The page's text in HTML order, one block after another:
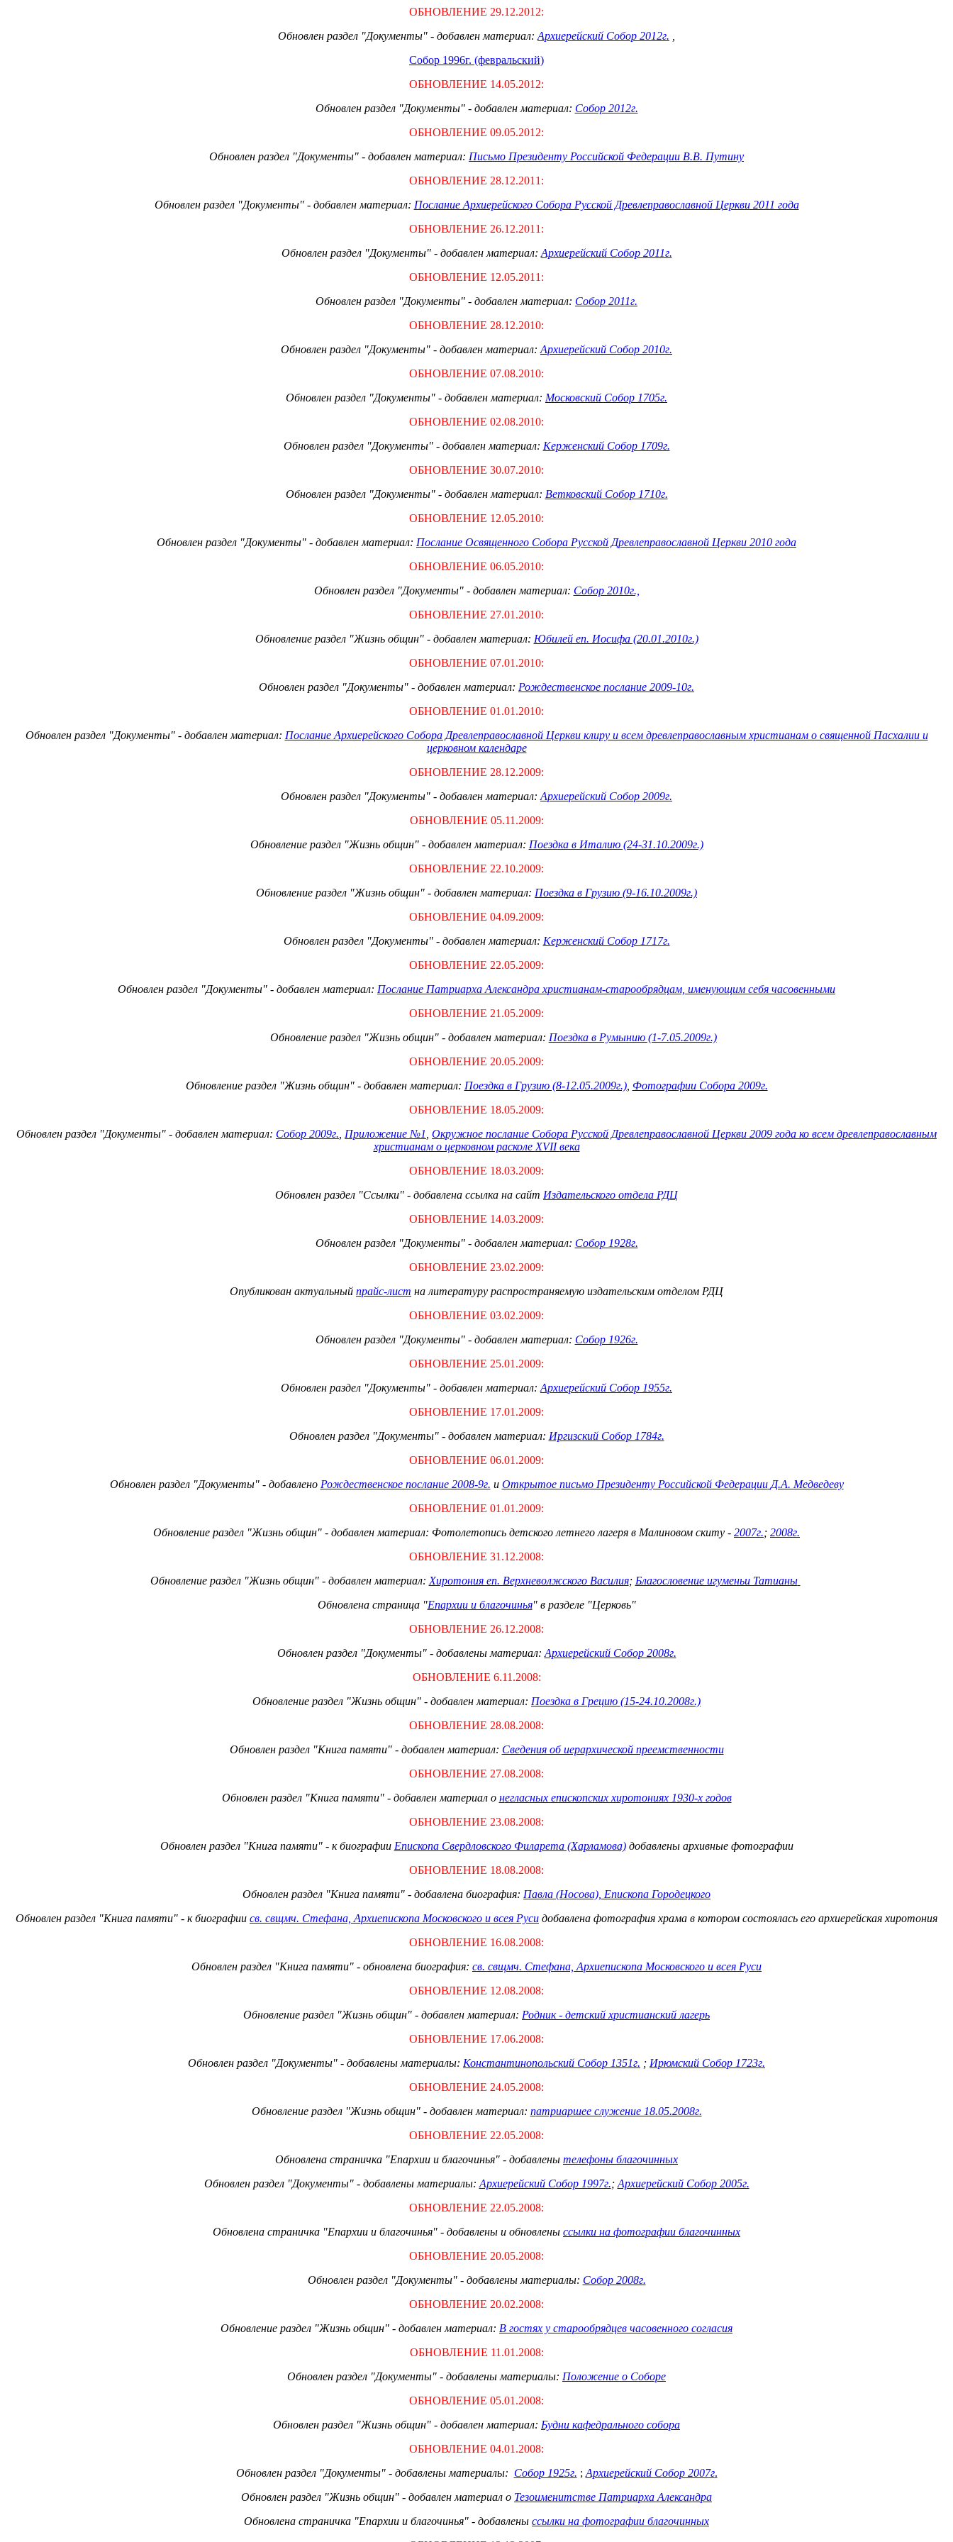
ОБНОВЛЕНИЕ 29.12.201 2:
Обновлен раздел "Документы" - добавлен материал: Архиерейский Собор 2012г.
Собор 1996г. (февральский)
ОБНОВЛЕНИЕ 14.05.201 2:
Обновлен раздел "Документы" - добавлен материал: Собор 2012г.
ОБНОВЛЕНИЕ 09.05.201 2:
Обновлен раздел "Документы" - добавлен материал: Письмо Президенту Российской Федерации В.В. Путину
ОБНОВЛЕНИЕ 28.12.201 1:
Обновлен раздел "Документы" - добавлен материал: Послание Архиерейского Собора Русской Древлеправославной Церкви 2011 года
ОБНОВЛЕНИЕ 26.12.201 1:
Обновлен раздел "Документы" - добавлен материал: Архиерейский Собор 2011г.
ОБНОВЛЕНИЕ 12.05.201 1:
Обновлен раздел "Документы" - добавлен материал: Собор 2011г.
ОБНОВЛЕНИЕ 28.12.2010:
Обновлен раздел "Документы" - добавлен материал: Архиерейский Собор 2010г.
ОБНОВЛЕНИЕ 07.08.2010:
Обновлен раздел "Документы" - добавлен материал: Московский Собор 1705г.
ОБНОВЛЕНИЕ 02.08.2010:
Обновлен раздел "Документы" - добавлен материал: Керженский Собор 1709г.
ОБНОВЛЕНИЕ 30.07.2010:
Обновлен раздел "Документы" - добавлен материал: Ветковский Собор 1710г.
ОБНОВЛЕНИЕ 12.05.2010:
Обновлен раздел "Документы" - добавлен материал: Послание Освященного Собора Русской Древлеправославной Церкви 2010 года
ОБНОВЛЕНИЕ 06.05.2010:
Обновлен раздел "Документы" - добавлен материал: Собор 2010г.,
ОБНОВЛЕНИЕ 27.01 .2010:
Обновление раздел "Жизнь общин" - добавлен материал: Юбилей еп. Иосифа (20.01.2010г.)
ОБНОВЛЕНИЕ 07.01 .2010:
Обновлен раздел "Документы" - добавлен материал: Рождественское послание 2009-10г.
ОБНОВЛЕНИЕ 01 .01 .2010:
Обновлен раздел "Документы" - добавлен материал: Послание Архиерейского Собора Древлеправославной Церкви клиру и всем древлеправославным христианам о священной Пасхалии и
церковном календаре
ОБНОВЛЕНИЕ 28.12.2009:
Обновлен раздел "Документы" - добавлен материал: Архиерейский Собор 2009г.
ОБНОВЛЕНИЕ 05.11.2009:
Обновление раздел "Жизнь общин" - добавлен материал: Поездка в Италию (24-31.10.2009г.)
ОБНОВЛЕНИЕ 22.10.2009:
Обновление раздел "Жизнь общин" - добавлен материал: Поездка в Грузию (9-16.10.2009г.)
ОБНОВЛЕНИЕ 04.09.2009:
Обновлен раздел "Документы" - добавлен материал: Керженский Собор 1717г.
ОБНОВЛЕНИЕ 22.05.2009:
Обновлен раздел "Документы" - добавлен материал: Послание Патриарха Александра христианам-старообрядцам, именующим себя часовенными
ОБНОВЛЕНИЕ 21.05.2009:
Обновление раздел "Жизнь общин" - добавлен материал: Поездка в Румынию (1-7.05.2009г.)
ОБНОВЛЕНИЕ 20.05.2009:
Обновление раздел "Жизнь общин" - добавлен материал: Поездка в Грузию (8-12.05.2009г.), Фотографии Собора 2009г.
ОБНОВЛЕНИЕ 18.05.2009:
Обновлен раздел "Документы" - добавлен материал: Собор 2009г. Приложение №1 Окружное послание Собора Русской Древлеправославной Церкви 2009 года ко всем древлеправославным
христианам о церковном расколе XVIIвека
ОБНОВЛЕНИЕ 18.03.2009:
Обновлен раздел "Ссылки" - добавлена ссылка на сайт Издательского отдела РДЦ
ОБНОВЛЕНИЕ 14.03.2009:
Обновлен раздел "Документы" - добавлен материал: Собор 1928г.
ОБНОВЛЕНИЕ 23.02.2009:
Опубликован актуальный прайс-лист на литературу распространяемую издательским отделом РДЦ
ОБНОВЛЕНИЕ 03.02.2009:
Обновлен раздел "Документы" - добавлен материал: Собор 1926г.
ОБНОВЛЕНИЕ 25.01.2009:
Обновлен раздел "Документы" - добавлен материал: Архиерейский Собор 1955г.
ОБНОВЛЕНИЕ 17.01.2009:
Обновлен раздел "Документы" - добавлен материал: Иргизский Собор 1784г.
ОБНОВЛЕНИЕ 06.01.2009:
Обновлен раздел "Документы" - добавлено Рождественское послание 2008-9г. и Открытое письмо Президенту Российской Федерации Д.А. Медведеву
ОБНОВЛЕНИЕ 01.01.2009:
Обновление раздел "Жизнь общин" - добавлен материал: Фотолетопись детского летнего лагеря в Малиновом скиту - 2007г.; 2008г.
ОБНОВЛЕНИЕ 31.12.2008:
Обновление раздел "Жизнь общин" - добавлен материал: Хиротония еп. Верхневолжского Василия; Благословение игуменьи Татианы
Обновлена страница "Епархии и благочинья" в разделе "Церковь"
ОБНОВЛЕНИЕ 26.12.2008:
Обновлен раздел "Документы" - добавлены материал: Архиерейский Собор 2008г.
ОБНОВЛЕНИЕ 6.11.2008:
Обновление раздел "Жизнь общин" - добавлен материал: Поездка в Грецию (15-24.10.2008г.)
ОБНОВЛЕНИЕ 28.08.2008:
Обновлен раздел "Книга памяти" - добавлен материал: Сведения об иерархической преемственности
ОБНОВЛЕНИЕ 27.08.2008:
Обновлен раздел "Книга памяти" - добавлен материал о негласных епископских хиротониях 1930-х годов
ОБНОВЛЕНИЕ 23.08.2008:
Обновлен раздел "Книга памяти" - к биографии Епископа Свердловского Филарета (Харламова)добавлены архивные фотографии
ОБНОВЛЕНИЕ 18.08.2008:
Обновлен раздел "Книга памяти" - добавлена биография: Павла (Носова), Епископа Городецкого
Обновлен раздел "Книга памяти" - к биографии св. свщмч. Стефана, Архиепископа Московского и всея Руси добавлена фотография храма в котором состоялась его архиерейская хиротония
ОБНОВЛЕНИЕ 16.08.2008:
Обновлен раздел "Книга памяти" - обновлена биография: св. свщмч. Стефана, Архиепископа Московского и всея Руси
ОБНОВЛЕНИЕ 12.08.2008:
Обновление раздел "Жизнь общин" - добавлен материал: Родник - детский христианский лагерь
ОБНОВЛЕНИЕ 17.06.2008:
Обновлен раздел "Документы" - добавлены материалы: Константинопольский Собор 1351г. ; Ирюмский Собор 1723г.
ОБНОВЛЕНИЕ 24.05.2008:
Обновление раздел "Жизнь общин" - добавлен материал: патриаршее служение 18.05.2008г.
ОБНОВЛЕНИЕ 22.05.2008:
Обновлена страничка "Епархии и благочинья" - добавлены телефоны благочинных
Обновлен раздел "Документы" - добавлены материалы: Архиерейский Собор 1997г.; Архиерейский Собор 2005г.
ОБНОВЛЕНИЕ 22.05.2008:
Обновлена страничка "Епархии и благочинья" - добавлены и обновлены ссылки на фотографии благочинных
ОБНОВЛЕНИЕ 20.05.2008:
Обновлен раздел "Документы" - добавлены материалы: Собор 2008г.
ОБНОВЛЕНИЕ 20.02.2008:
Обновление раздел "Жизнь общин" - добавлен материал: В гостях у старообрядцев часовенного согласия
ОБНОВЛЕНИЕ 11.01.2008:
Обновлен раздел "Документы" - добавлены материалы: Положение о Соборе
ОБНОВЛЕНИЕ 05.01.2008:
Обновлен раздел "Жизнь общин" - добавлен материал: Будни кафедрального собора
ОБНОВЛЕНИЕ 04.01.2008:
Обновлен раздел "Документы" - добавлены материалы: Собор 1925г. ; Архиерейский Собор 2007г.
Обновлен раздел "Жизнь общин" - добавлен материал о Тезоименитстве Патриарха Александра
Обновлена страничка "Епархии и благочинья" - добавлены ссылки на фотографии благочинных